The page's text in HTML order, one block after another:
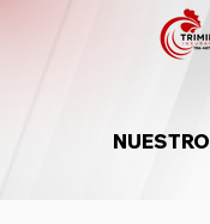
NUESTRO